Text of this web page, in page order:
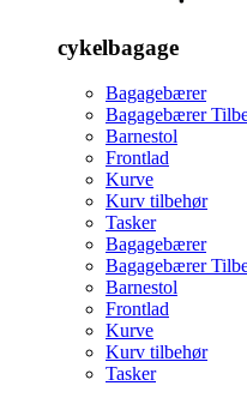
cykelbagage
Bagagebærer
Bagagebærer
Barnestol
Frontlad
Kurve
Kurv tilbehør
Tasker
Bagagebærer
Bagagebærer
Barnestol
Frontlad
Kurve
Kurv tilbehør
Tasker